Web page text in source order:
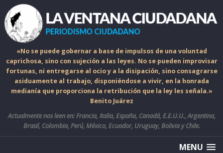
«No se puede gobernar a base de impulsos de una voluntad
caprichosa, sino con sujeción a las leyes. No se pueden improvisar
fortunas, ni entregarse al ocio y a la disipación, sino consagrarse
asiduamente al trabajo, disponiéndose a vivir, en la honrada
medianía que proporciona la retribución que la ley les señala.»
Benito Juárez
Actualmente nos leen en: Francia, Italia, España, Canadá, E.E.U.U., Argentina,
Brasil, Colombia, Perú, México, Ecuador, Uruguay, Bolivia y Chile.
MENU